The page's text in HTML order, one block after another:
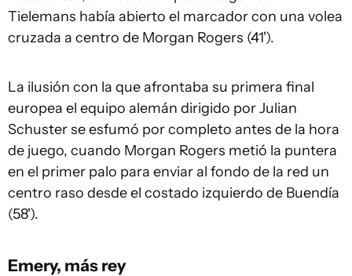
Tielemans había abierto el marcador con una volea
cruzada a centro de Morgan Rogers (41').
La ilusión con la que afrontaba su primera final
europea el equipo alemán dirigido por Julian
Schuster se esfumó por completo antes de la hora
de juego, cuando Morgan Rogers metió la puntera
en el primer palo para enviar al fondo de la red un
centro raso desde el costado izquierdo de Buendía
(58').
Emery, más rey